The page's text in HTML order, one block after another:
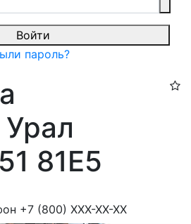
Войти
пароль?
81Е5
+7 (800) XXX-XX-XX